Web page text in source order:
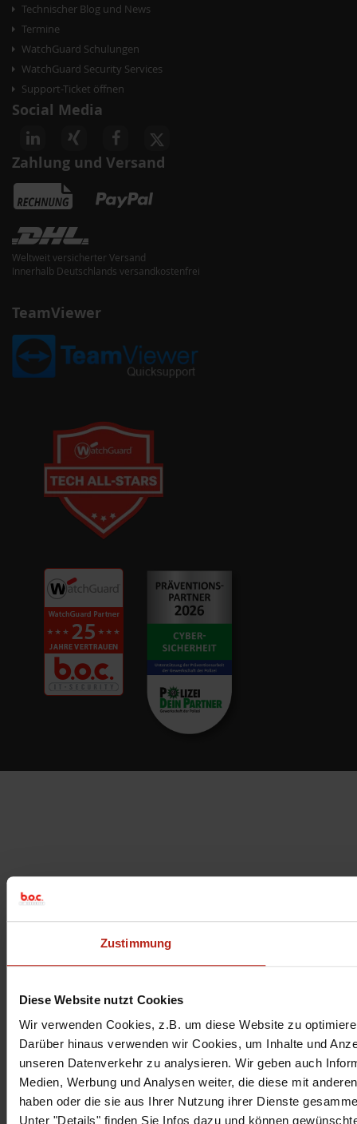
Zustimmung
Diese Website nutzt Cookies
Wir verwenden Cookies, z.B. um diese Website zu
Darüber hinaus verwenden wir Cookies, um Inhalte und
unseren Datenverkehr zu analysieren. Wir geben auch
Medien, Werbung und Analysen weiter, die diese mit
haben oder die sie aus Ihrer Nutzung ihrer Dienste
Unter "Details" finden Sie Infos dazu und können
Technischer Blog und News
Termine
WatchGuard Schulungen
WatchGuard Security Services
Support-Ticket öffnen
Social Media
Zahlung und Versand
Weltweit versicherter Versand
Innerhalb Deutschlands versandkostenfrei
TeamViewer